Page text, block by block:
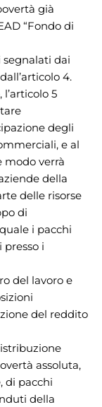
già
“Fondo di
dai
4.
5
degli
e al
modo verrà
della
delle risorse
di
i pacchi
i
del lavoro e
del reddito
assoluta,
di pacchi
della